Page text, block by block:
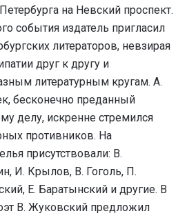
на Невский проспект.
события издатель пригласил
литераторов, невзирая
друг к другу и
литературным кругам. А.
бесконечно преданный
делу, искренне стремился
противников. На
присутствовали: В.
И. Крылов, В. Гоголь, П.
Е. Баратынский и другие. В
В. Жуковский предложил